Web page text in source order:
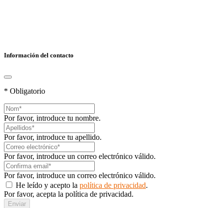
Información del contacto
* Obligatorio
Por favor, introduce tu nombre.
Por favor, introduce tu apellido.
Por favor, introduce un correo electrónico válido.
Por favor, introduce un correo electrónico válido.
He leído y acepto la política de privacidad.
Por favor, acepta la política de privacidad.
Enviar